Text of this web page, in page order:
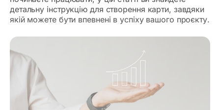
детальну інструкцію для створення карти, завдяки
якій можете бути впевнені в успіху вашого проєкту.